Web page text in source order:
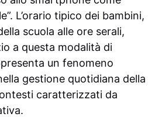
L’orario tipico dei bambini,
scuola alle ore serali,
a questa modalità di
un fenomeno
gestione quotidiana della
caratterizzati da